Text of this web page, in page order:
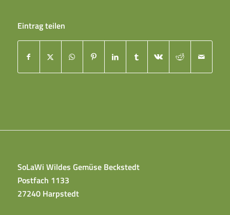
Eintrag teilen
SoLaWi Wildes Gemüse Beckstedt
Postfach 1133
27240 Harpstedt